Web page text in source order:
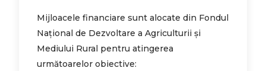
Mijloacele financiare sunt alocate din Fondul
Național de Dezvoltare a Agriculturii și
Mediului Rural pentru atingerea
următoarelor obiective: